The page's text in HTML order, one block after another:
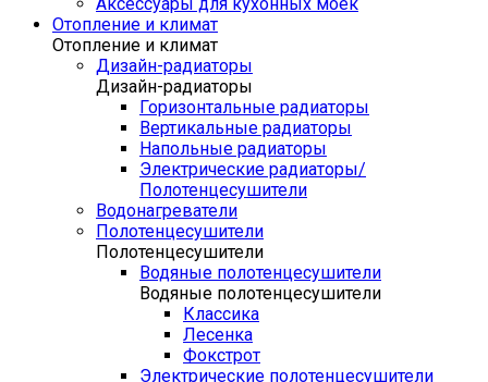
Отопление и климат
Отопление и климат
Дизайн-радиаторы
Дизайн-радиаторы
Горизонтальные радиаторы
Вертикальные радиаторы
Напольные радиаторы
Электрические радиаторы/
Полотенцесушители
Водонагреватели
Полотенцесушители
Полотенцесушители
Водяные полотенцесушители
Водяные полотенцесушители
Классика
Лесенка
Фокстрот
Электрические полотенцесушители